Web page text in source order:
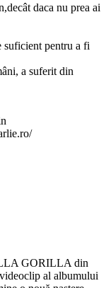
daca nu prea ai
suficient pentru a fi
a suferit din
GORILLA din
al albumului